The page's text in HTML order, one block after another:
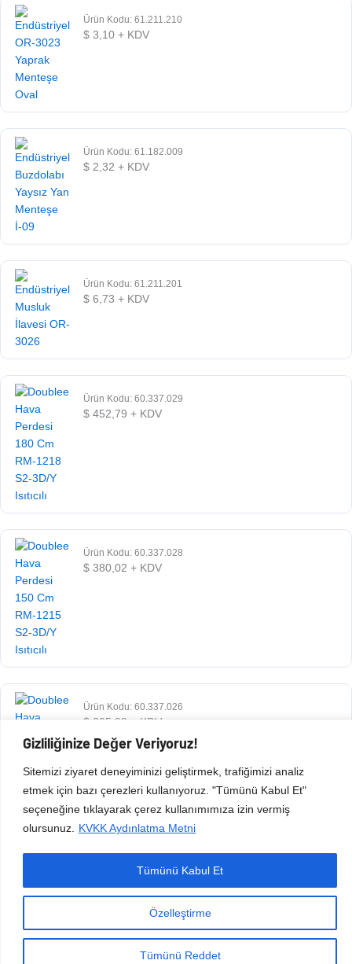
Gizliliğinize Değer Veriyoruz!
Sitemizi ziyaret deneyiminizi geliştirmek, trafiğimizi analiz
etmek için bazı çerezleri kullanıyoruz. "Tümünü Kabul Et"
seçeneğine tıklayarak çerez kullanımımıza izin vermiş
olursunuz.
KVKK Aydınlatma Metni
Özelleştirme
Tümünü Reddet
Tümünü Kabul Et
Ürün Kodu: 61.211.210
$ 3,10 + KDV
Ürün Kodu: 61.182.009
$ 2,32 + KDV
Ürün Kodu: 61.211.201
$ 6,73 + KDV
Ürün Kodu: 60.337.029
$ 452,79 + KDV
Ürün Kodu: 60.337.028
$ 380,02 + KDV
Ürün Kodu: 60.337.026
$ 295,93 + KDV